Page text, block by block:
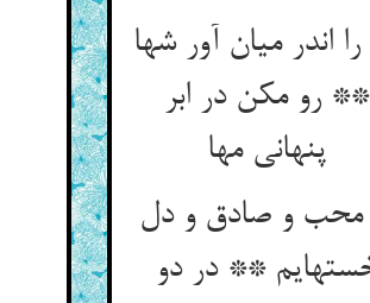
را اندر میان آور شها
** رو مکن در ابر
پنهانی مها
محب و صادق و دل
** در دو